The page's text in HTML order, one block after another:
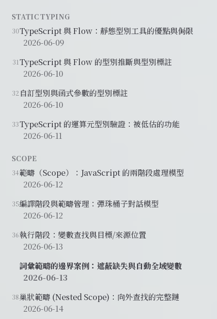
STATIC TYPING
30TypeScript 與 Flow：靜態型別工具的優點與侷限
2026-06-09
31 TypeScript 與 Flow 的型別推斷與型別標註
2026-06-10
32 自訂型別與函式參數的型別標註
2026-06-10
33TypeScript 的運算元型別驗證：被低估的功能
2026-06-11
SCOPE
34範疇（Scope）：JavaScript 的兩階段處理模型
2026-06-12
35編譯階段與範疇管理：彈珠桶子對話模型
2026-06-12
36執行階段：變數查找與目標/來源位置
2026-06-13
詞彙範疇的邊界案例：遮蔽缺失與自動全域變數
2026-06-13
38巢狀範疇 (Nested Scope)：向外查找的完整鏈
2026-06-14